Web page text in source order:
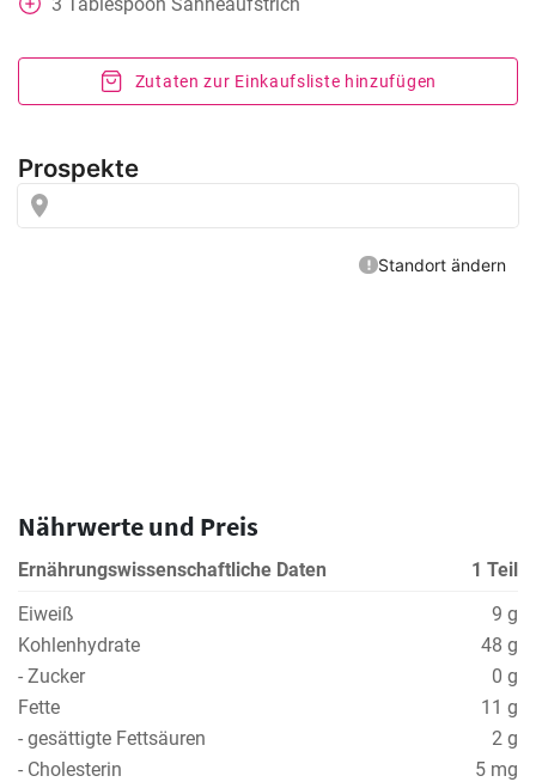
Zutaten zur Einkaufsliste hinzufügen
Nährwerte und Preis
Ernährungswissenschaftliche Daten
1 Teil
Eiweiß
9 g
Kohlenhydrate
48 g
- Zucker
0 g
Fette
11 g
- gesättigte Fettsäuren
2 g
- Cholesterin
5 mg